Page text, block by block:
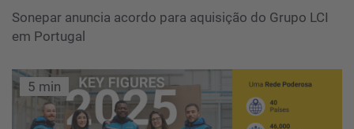
Sonepar anuncia acordo para aquisição do Grupo LCI
em Portugal
5 min